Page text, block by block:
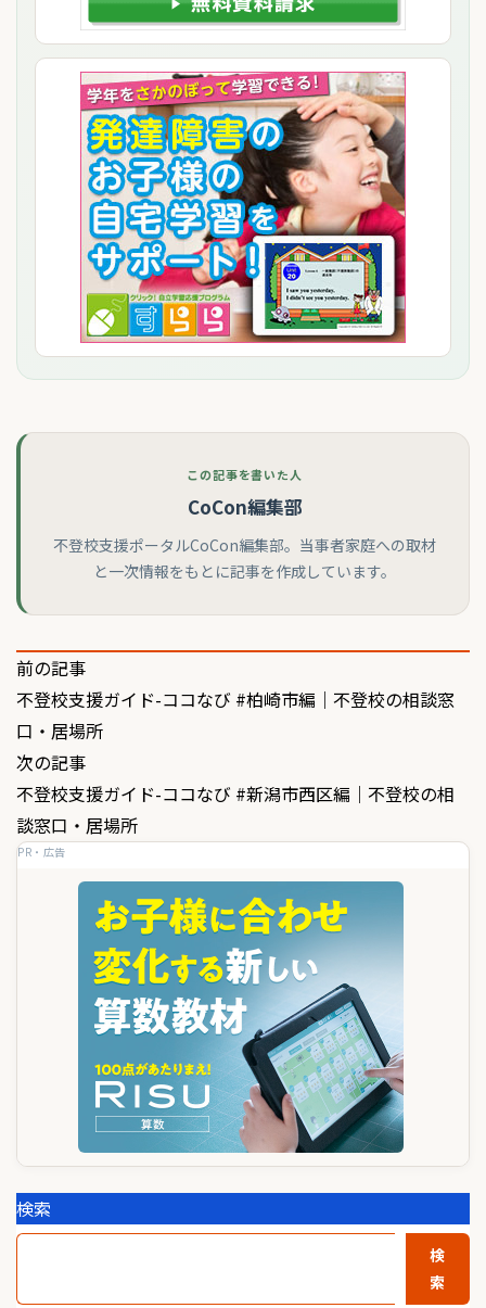
この記事を書いた人
CoCon編集部
不登校支援ポータルCoCon編集部。当事者家庭への取材
と一次情報をもとに記事を作成しています。
投
稿
ナ
ビ
ゲ
前の記事
不登校支援ガイド-ココなび #柏崎市編｜不登校の相談窓
口・居場所
次の記事
不登校支援ガイド-ココなび #新潟市西区編｜不登校の相
談窓口・居場所
PR・広告
検索
検
索